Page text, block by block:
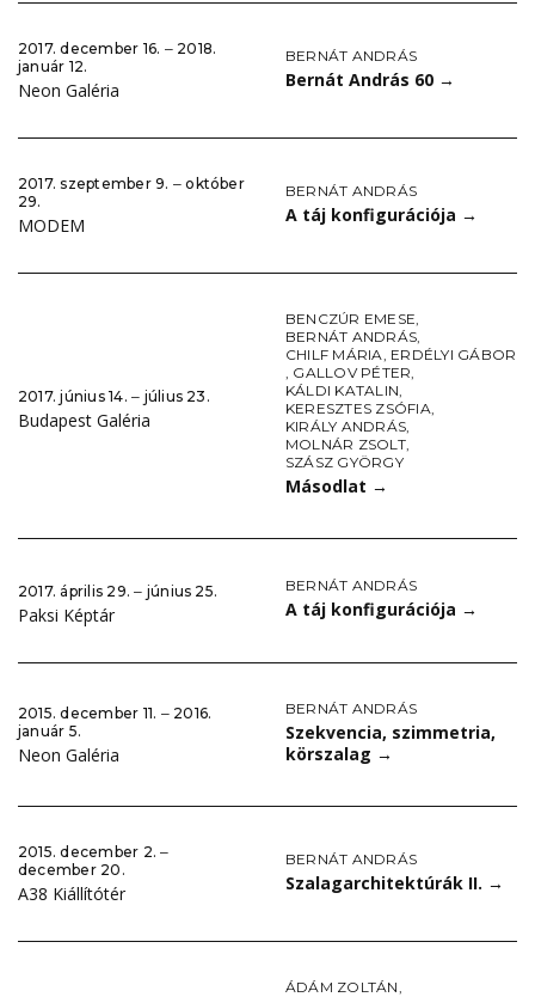
2017. december 16. ‒ 2018.
január 12.
Neon Galéria
BERNÁT ANDRÁS
Bernát András 60 →
2017. szeptember 9. ‒ október
29.
MODEM
BERNÁT ANDRÁS
A táj konfigurációja →
2017. június 14. ‒ július 23.
Budapest Galéria
BENCZÚR EMESE,
BERNÁT ANDRÁS,
CHILF MÁRIA, ERDÉLYI GÁBOR
, GALLOV PÉTER,
KÁLDI KATALIN,
KERESZTES ZSÓFIA,
KIRÁLY ANDRÁS,
MOLNÁR ZSOLT,
SZÁSZ GYÖRGY
Másodlat →
2017. április 29. ‒ június 25.
Paksi Képtár
BERNÁT ANDRÁS
A táj konfigurációja →
2015. december 11. ‒ 2016.
január 5.
Neon Galéria
BERNÁT ANDRÁS
Szekvencia, szimmetria,
körszalag →
2015. december 2. ‒
december 20.
A38 Kiállítótér
BERNÁT ANDRÁS
Szalagarchitektúrák II. →
ÁDÁM ZOLTÁN,